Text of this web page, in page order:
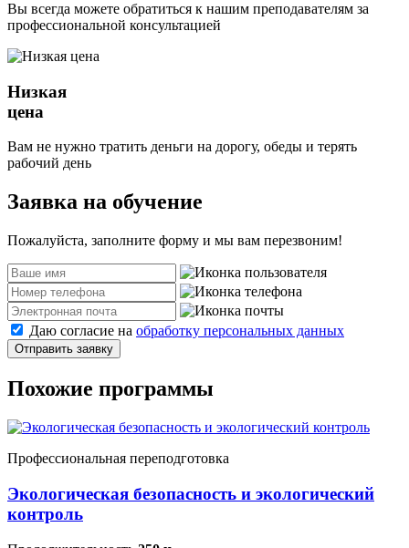
Вы всегда можете обратиться к нашим преподавателям за
профессиональной консультацией
Низкая
цена
Вам не нужно тратить деньги на дорогу, обеды и терять
рабочий день
Заявка на обучение
Пожалуйста, заполните форму и мы вам перезвоним!
Даю согласие на обработку персональных данных
Отправить заявку
Похожие программы
Профессиональная переподготовка
Экологическая безопасность и экологический
контроль